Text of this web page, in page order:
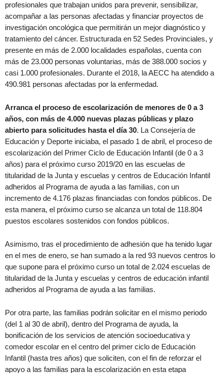
profesionales que trabajan unidos para prevenir, sensibilizar,
acompañar a las personas afectadas y financiar proyectos de
investigación oncológica que permitirán un mejor diagnóstico y
tratamiento del cáncer. Estructurada en 52 Sedes Provinciales, y
presente en más de 2.000 localidades españolas, cuenta con
más de 23.000 personas voluntarias, más de 388.000 socios y
casi 1.000 profesionales. Durante el 2018, la AECC ha atendido a
490.981 personas afectadas por la enfermedad.
Arranca el proceso de escolarización de menores de 0 a 3
años, con más de 4.000 nuevas plazas públicas y plazo
abierto para solicitudes hasta el día 30. La Consejería de
Educación y Deporte iniciaba, el pasado 1 de abril, el proceso de
escolarización del Primer Ciclo de Educación Infantil (de 0 a 3
años) para el próximo curso 2019/20 en las escuelas de
titularidad de la Junta y escuelas y centros de Educación Infantil
adheridos al Programa de ayuda a las familias, con un
incremento de 4.176 plazas financiadas con fondos públicos. De
esta manera, el próximo curso se alcanza un total de 118.804
puestos escolares sostenidos con fondos públicos.
Asimismo, tras el procedimiento de adhesión que ha tenido lugar
en el mes de enero, se han sumado a la red 93 nuevos centros lo
que supone para el próximo curso un total de 2.024 escuelas de
titularidad de la Junta y escuelas y centros de educación infantil
adheridos al Programa de ayuda a las familias.
Por otra parte, las familias podrán solicitar en el mismo periodo
(del 1 al 30 de abril), dentro del Programa de ayuda, la
bonificación de los servicios de atención socioeducativa y
comedor escolar en el centro del primer ciclo de Educación
Infantil (hasta tres años) que soliciten, con el fin de reforzar el
apoyo a las familias para la escolarización en esta etapa